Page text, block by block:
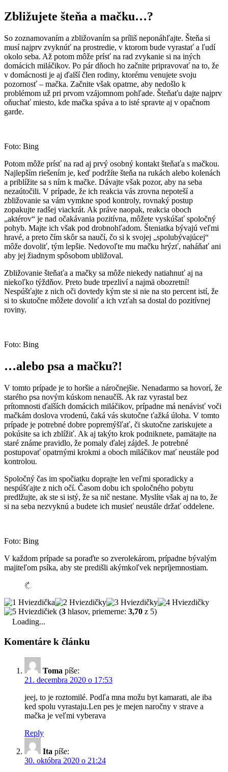
Zbližujete šteňa a mačku…?
So zoznamovaním a zbližovaním sa príliš neponáhľajte. Šteňa si
musí najprv zvyknúť na prostredie, v ktorom bude vyrastať a ľudí
okolo seba. Až potom môže prísť na rad zvykanie si na iných
domácich miláčikov. Po pár dňoch ho začnite pripravovať na to, že
v domácnosti je aj ďalší člen rodiny, ktorému venujete svoju
pozornosť – mačka. Začnite však opatrne, aby nedošlo k
problémom už pri prvom vzájomnom pohľade. Šteňaťu dajte najprv
oňuchať miesto, kde mačka spáva a to isté spravte aj v opačnom
garde.
Foto: Bing
Potom môže prísť na rad aj prvý osobný kontakt šteňaťa s mačkou.
Najlepším riešením je, keď podržíte šteňa na rukách alebo kolenách
a priblížite sa s ním k mačke. Dávajte však pozor, aby na seba
nezaútočili. V prípade, že ich reakcia vás zrovna nepoteší a
zbližovanie sa vám vymkne spod kontroly, rovnaký postup
zopakujte radšej viackrát. Ak práve naopak, reakcia oboch
„aktérov“ je nad očakávania pozitívna, môžete vyskúšať spoločný
pohyb. Majte ich však pod drobnohľadom. Šteniatka bývajú veľmi
hravé, a preto čím skôr sa naučí, čo si k svojej „spolubývajúcej“
môže dovoliť, tým lepšie. Nedovoľte mu mačku hrýzť, naháňať ani
aby jej žiadnym spôsobom ubližoval.
Zbližovanie šteňaťa a mačky sa môže niekedy natiahnuť aj na
niekoľko týždňov. Preto bude trpezliví a najmä obozretní!
Nespúšťajte z nich oči dovtedy kým ste si nie na sto percent istí, že
si to skutočne môžete dovoliť a ich vzťah sa dostal do pozitívnej
roviny.
Foto: Bing
…alebo psa a mačku?!
V tomto prípade je to horšie a náročnejšie. Nenadarmo sa hovorí, že
starého psa novým kúskom nenaučíš. Ak raz vyrastal bez
prítomnosti ďalších domácich miláčikov, prípadne má nenávisť voči
mačkám doslova vrodenú, čaká vás skutočne ťažká úloha. V tomto
prípade je potrebné dobre popremýšľať, či skutočne zariskujete a
pokúsite sa ich zblížiť. Ak aj takýto krok podniknete, pamätajte na
staré známe pravidlo, že pomaly ďalej zájdeš. Je potrebné
postupovať opatrnými krokmi a oboch miláčikov mať neustále pod
kontrolou.
Spoločný čas im spočiatku doprajte len veľmi sporadicky a
nespúšťajte z nich očí. Časom dobu ich spoločného pobytu
predlžujte, ak ste si istý, že sa nič nestane. Myslíte však aj na to, že
si na seba nezvyknú a budete ich musieť neustále držať oddelene.
Foto: Bing
V každom prípade sa poraďte so zverolekárom, prípadne bývalým
majiteľom psíka, aby ste predišli akýmkoľvek nepríjemnostiam.
(3 hlasov, priemerne: 3,70 z 5)
Loading...
Komentáre k článku
Toma píše:
21. decembra 2020 o 17:53
jeej, to je roztomilé. Podľa mna možu byt kamarati, ale iba
ked spolu vyrastaju.Len pes je mejen naročny v strave a
mačka je veľmi vyberava
Reply
Ita píše:
30. októbra 2020 o 21:24